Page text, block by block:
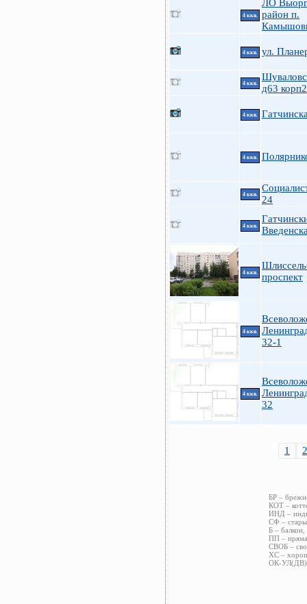
4 ккв.
ЛО
район п.
4 ккв. ул.
4 ккв.
д63 корп2
4 ккв.
4 ккв.
4 ккв.
24
4 ккв.
4 ккв.
проспект
4 ккв.
32-1
4 ккв.
32
1 2
БР –
КОТ –
ИНД –
СФ –
Б –
ПП –
СВОБ –
ХС –
ОК-УЛ(ДВ)